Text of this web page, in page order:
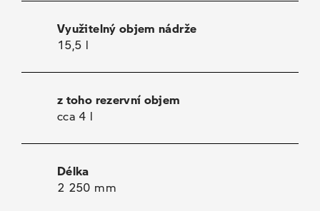
Využitelný objem nádrže
15,5 l
z toho rezervní objem
cca 4 l
Délka
2 250 mm